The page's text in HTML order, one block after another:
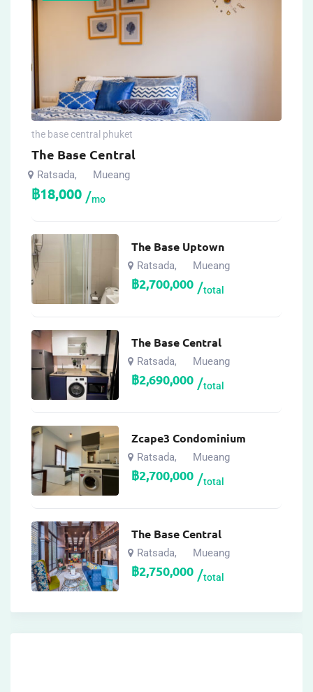
the base central phuket
The Base Central
Ratsada, Mueang
฿18,000 mo
The Base Uptown
Ratsada, Mueang
฿2,700,000 total
The Base Central
Ratsada, Mueang
฿2,690,000 total
Zcape3 Condominium
Ratsada, Mueang
฿2,700,000 total
The Base Central
Ratsada, Mueang
฿2,750,000 total